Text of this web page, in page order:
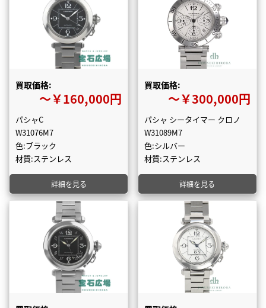
買取価格:
〜￥160,000円
パシャC
W31076M7
色:ブラック
材質:ステンレス
詳細を見る
買取価格:
〜￥300,000円
パシャ シータイマー クロノ
W31089M7
色:シルバー
材質:ステンレス
詳細を見る